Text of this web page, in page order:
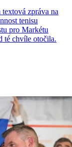
zpráva na
tenisu
pro Markétu
té chvíle otočila.